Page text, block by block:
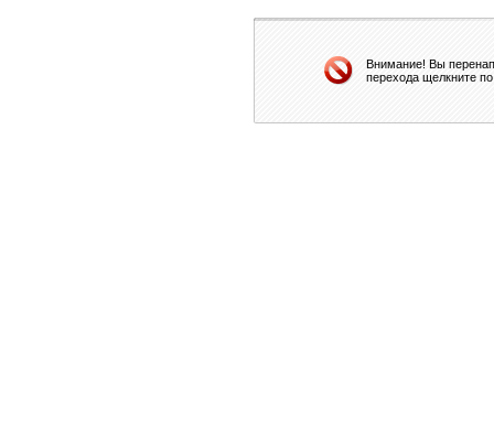
Внимание! Вы
перехода щелкните